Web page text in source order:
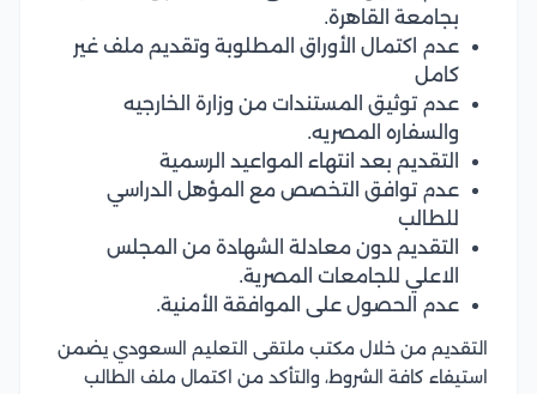
بجامعة القاهرة.
عدم اكتمال الأوراق المطلوبة وتقديم ملف غير
كامل
عدم توثيق المستندات من وزارة الخارجيه
والسفاره المصريه.
التقديم بعد انتهاء المواعيد الرسمية
عدم توافق التخصص مع المؤهل الدراسي
للطالب
التقديم دون معادلة الشهادة من المجلس
الاعلي للجامعات المصرية.
عدم الحصول على الموافقة الأمنية.
التقديم من خلال مكتب ملتقى التعليم السعودي يضمن
استيفاء كافة الشروط، والتأكد من اكتمال ملف الطالب